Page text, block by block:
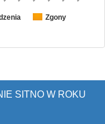
Zgony
SITNO W ROKU